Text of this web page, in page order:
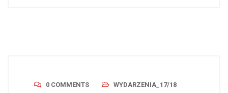
0 COMMENTS WYDARZENIA_17/18